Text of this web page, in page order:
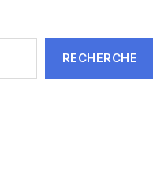
RECHERCHE